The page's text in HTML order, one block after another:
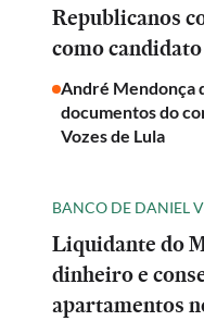
Republicanos
como
André Mendonça
documentos do
Vozes de Lula
BANCO DE DANIEL
Liquidante do
dinheiro e
apartamentos